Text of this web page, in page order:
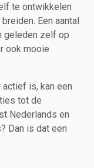
te ontwikkelen
Een aantal
geleden zelf op
ook mooie
is, kan een
tot de
Nederlands en
Dan is dat een